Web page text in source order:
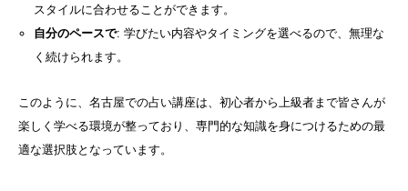
スタイルに合わせることができます。
自分のペースで: 学びたい内容やタイミングを選べるので、無理な
く続けられます。
このように、名古屋での占い講座は、初心者から上級者まで皆さんが
楽しく学べる環境が整っており、専門的な知識を身につけるための最
適な選択肢となっています。